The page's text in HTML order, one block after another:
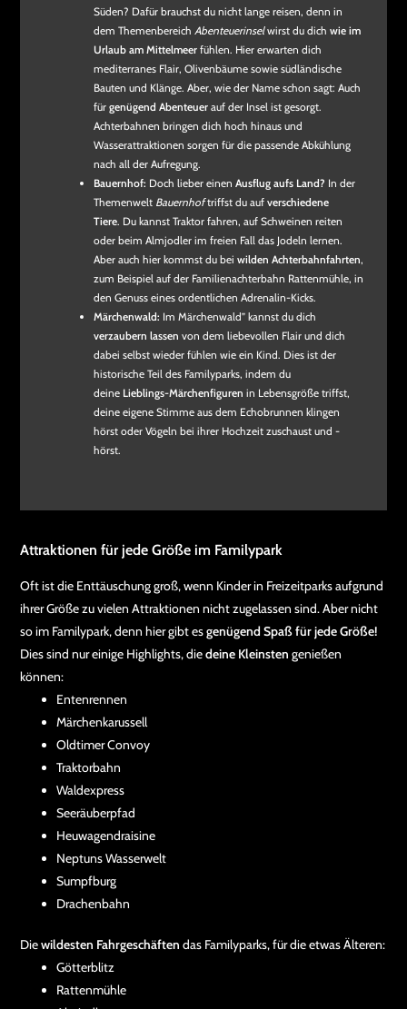
Süden? Dafür brauchst du nicht lange reisen, denn in
dem Themenbereich Abenteuerinselwirst du dich wie im
Urlaub am Mittelmeer fühlen. Hier erwarten dich
mediterranes Flair, Olivenbäume sowie südländische
Bauten und Klänge. Aber, wie der Name schon sagt: Auch
für genügend Abenteuer auf der Insel ist gesorgt.
Achterbahnen bringen dich hoch hinaus und
Wasserattraktionen sorgen für die passende Abkühlung
nach all der Aufregung.
Bauernhof: Doch lieber einen Ausflug aufs Land? In der
Themenwelt Bauernhoftriffst du auf verschiedene
Tiere. Du kannst Traktor fahren, auf Schweinen reiten
oder beim Almjodler im freien Fall das Jodeln lernen.
Aber auch hier kommst du bei wilden Achterbahnfahrten,
zum Beispiel auf der Familienachterbahn Rattenmühle, in
den Genuss eines ordentlichen Adrenalin-Kicks.
Märchenwald: Im Märchenwald” kannst du dich
verzaubern lassen von dem liebevollen Flair und dich
dabei selbst wieder fühlen wie ein Kind. Dies ist der
historische Teil des Familyparks, indem du
deine Lieblings-Märchenfiguren in Lebensgröße triffst,
deine eigene Stimme aus dem Echobrunnen klingen
hörst oder Vögeln bei ihrer Hochzeit zuschaust und -
hörst.
Attraktionen für jede Größe im Familypark
Oft ist die Enttäuschung groß, wenn Kinder in Freizeitparks aufgrund
ihrer Größe zu vielen Attraktionen nicht zugelassen sind. Aber nicht
so im Familypark, denn hier gibt esgenügend Spaß für jede Größe!
Dies sind nur einige Highlights, diedeine Kleinsten genießen
können:
Entenrennen
Märchenkarussell
Oldtimer Convoy
Traktorbahn
Waldexpress
Seeräuberpfad
Heuwagendraisine
Neptuns Wasserwelt
Sumpfburg
Drachenbahn
Diewildesten Fahrgeschäften das Familyparks, für die etwas Älteren:
Götterblitz
Rattenmühle